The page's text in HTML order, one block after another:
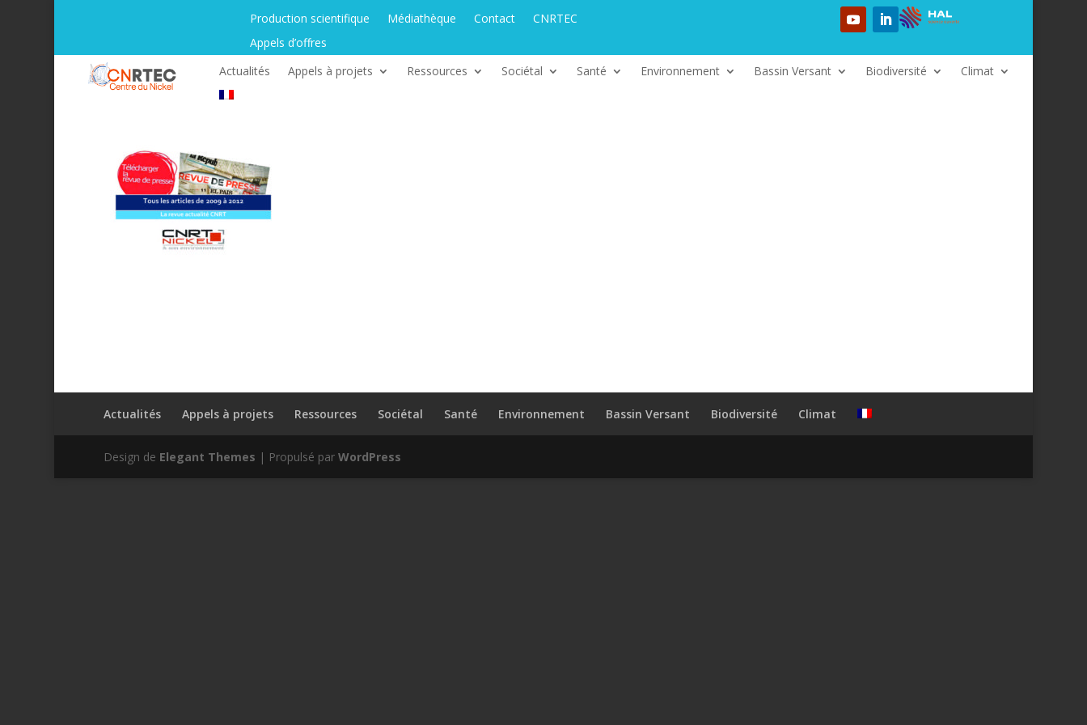
Production scientifique Médiathèque Contact
CNRTEC
Appels d’offres
Actualités
Appels à projets Ressources Sociétal Santé Environnement Bassin Versant Biodiversité Climat
Actualités Appels à projets Ressources Sociétal Santé Environnement Bassin Versant Biodiversité Climat
Design de Elegant Themes | Propulsé par WordPress